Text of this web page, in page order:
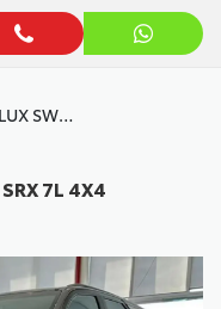
HILUX SW4 2.8 D-4D TURBO DIESEL SRX 7L 4X4 AUTOMÁTICO
7L 4X4